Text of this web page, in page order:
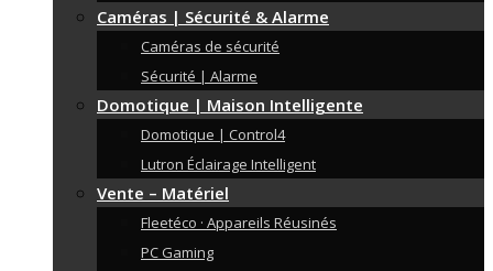
Caméras | Sécurité & Alarme
Caméras de sécurité
Sécurité | Alarme
Domotique | Maison Intelligente
Domotique | Control4
Lutron Éclairage Intelligent
Vente – Matériel
Fleetéco · Appareils Réusinés
PC Gaming